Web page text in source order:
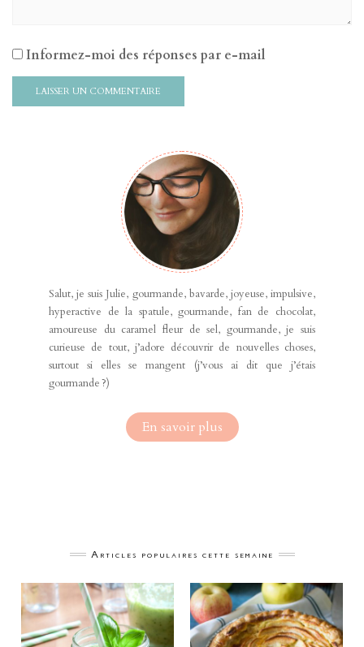
Informez-moi des réponses par e-mail
Salut, je suis Julie, gourmande, bavarde, joyeuse, impulsive,
hyperactive de la spatule, gourmande, fan de chocolat,
amoureuse du caramel fleur de sel, gourmande, je suis
curieuse de tout, j’adore découvrir de nouvelles choses,
surtout si elles se mangent (j’vous ai dit que j’étais
gourmande ?)
En savoir plus
Articles populaires cette semaine